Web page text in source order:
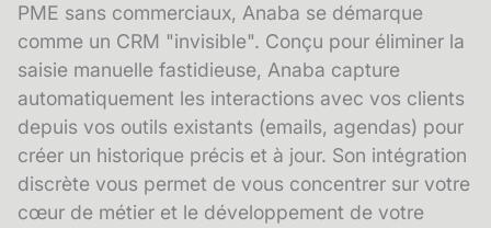
PME sans commerciaux, Anaba se démarque
comme un CRM "invisible". Conçu pour éliminer la
saisie manuelle fastidieuse, Anaba capture
automatiquement les interactions avec vos clients
depuis vos outils existants (emails, agendas) pour
créer un historique précis et à jour. Son intégration
discrète vous permet de vous concentrer sur votre
cœur de métier et le développement de votre